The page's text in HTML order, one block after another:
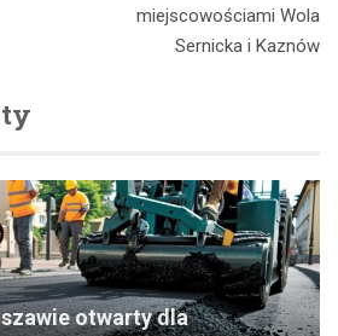
miejscowościami Wola
Sernicka i Kaznów
otwarty dla